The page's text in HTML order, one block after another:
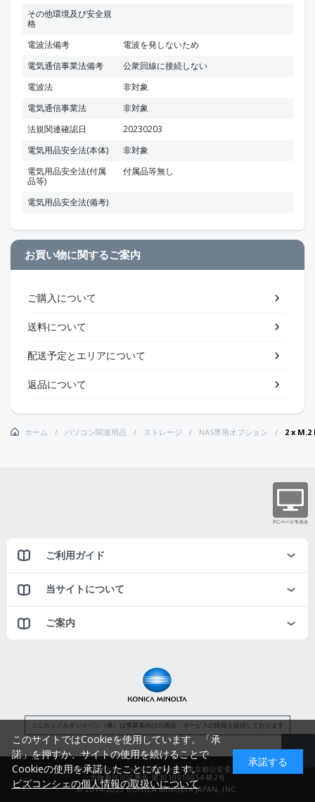
その他環境及び安全規
格
電波法備考
電波を発しないため
電気通信事業法備考
公衆回線に接続しない
電波法
非対象
電気通信事業法
非対象
法規関連確認日
20230203
電気用品安全法(本体)
非対象
電気用品安全法(付属
品等)
付属品等無し
電気用品安全法(備考)
お買い物に関するご案内
ご購入について
送料について
配送予定とエリアについて
返品について
ホーム パソコン関連用品 ストレージ NAS専用オプション 2 x M.2
ご利用ガイド
当サイトについて
ご案内
コニカミノルタジャパン（株）は事業者向けの商品・サービスの情報を提供しております
コニカミノルタジャパン株式会社／東京都公安委員会
古物商許可証番号 第3010916054482号
© 2014-2025 KONICA MINOLTA JAPAN, INC.
このサイトではCookieを使用しています。「承
諾」を押すか、サイトの使用を続けることで
Cookieの使用を承諾したことになります。
ビズコンシェの個人情報の取扱いについて
承諾する